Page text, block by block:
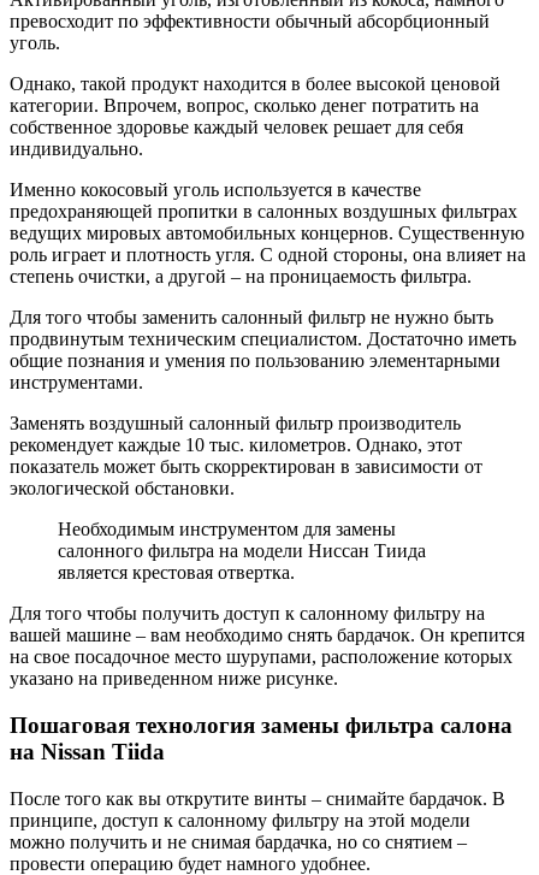
превосходит по эффективности обычный абсорбционный
уголь.
Однако, такой продукт находится в более высокой ценовой
категории. Впрочем, вопрос, сколько денег потратить на
собственное здоровье каждый человек решает для себя
индивидуально.
Именно кокосовый уголь используется в качестве
предохраняющей пропитки в салонных воздушных фильтрах
ведущих мировых автомобильных концернов. Существенную
роль играет и плотность угля. С одной стороны, она влияет на
степень очистки, а другой – на проницаемость фильтра.
Для того чтобы заменить салонный фильтр не нужно быть
продвинутым техническим специалистом. Достаточно иметь
общие познания и умения по пользованию элементарными
инструментами.
Заменять воздушный салонный фильтр производитель
рекомендует каждые 10 тыс. километров. Однако, этот
показатель может быть скорректирован в зависимости от
экологической обстановки.
Необходимым инструментом для замены
салонного фильтра на модели Ниссан Тиида
является крестовая отвертка.
Для того чтобы получить доступ к салонному фильтру на
вашей машине – вам необходимо снять бардачок. Он крепится
на свое посадочное место шурупами, расположение которых
указано на приведенном ниже рисунке.
Пошаговая технология замены фильтра салона
на Nissan Tiida
После того как вы открутите винты – снимайте бардачок. В
принципе, доступ к салонному фильтру на этой модели
можно получить и не снимая бардачка, но со снятием –
провести операцию будет намного удобнее.